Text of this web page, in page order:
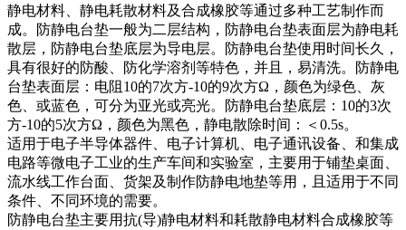
静电材料、静电耗散材料及合成橡胶等通过多种工艺制作而
成。防静电台垫一般为二层结构，防静电台垫表面层为静电耗
散层，防静电台垫底层为导电层。防静电台垫使用时间长久，
具有很好的防酸、防化学溶剂等特色，并且，易清洗。防静电
台垫表面层：电阻10的7次方-10的9次方Ω，颜色为绿色、灰
色、或蓝色，可分为亚光或亮光。防静电台垫底层：10的3次
方-10的5次方Ω，颜色为黑色，静电散除时间：＜0.5s。
适用于电子半导体器件、电子计算机、电子通讯设备、和集成
电路等微电子工业的生产车间和实验室，主要用于铺垫桌面、
流水线工作台面、货架及制作防静电地垫等用，且适用于不同
条件、不同环境的需要。
防静电台垫主要用抗(导)静电材料和耗散静电材料合成橡胶等